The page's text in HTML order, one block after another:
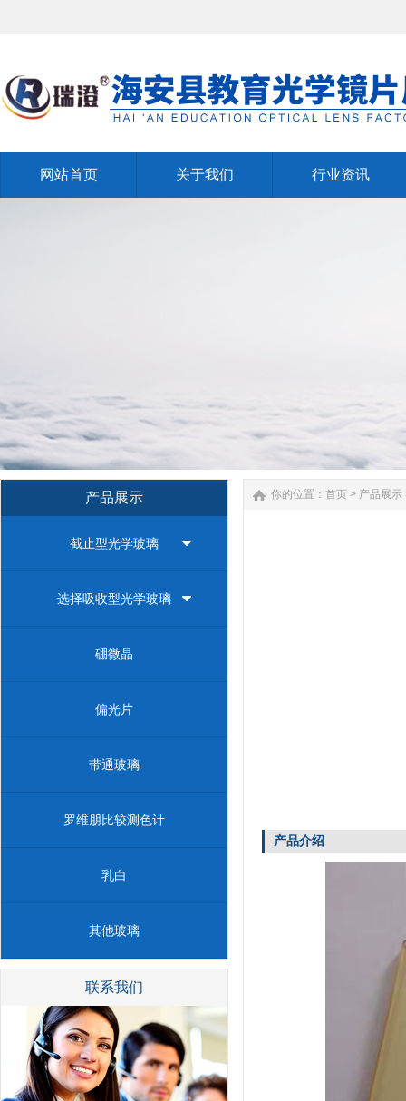
网站首页 关于我们 行业资讯
产品展示
截止型光学玻璃
选择吸收型光学玻璃
硼微晶
偏光片
带通玻璃
罗维朋比较测色计
乳白
其他玻璃
联系我们
你的位置： 首页 > 产品展示
产品介绍